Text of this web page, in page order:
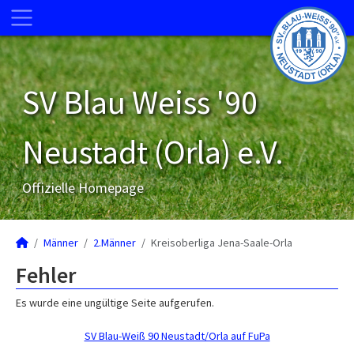
SV Blau Weiss '90
Neustadt (Orla) e.V.
Offizielle Homepage
Männer 2.Männer Kreisoberliga Jena-Saale-Orla
Fehler
Es wurde eine ungültige Seite aufgerufen.
SV Blau-Weiß 90 Neustadt/Orla auf FuPa